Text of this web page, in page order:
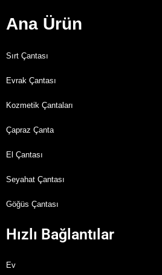
Ana Ürün
Sırt Çantası
Evrak Çantası
Kozmetik Çantaları
Çapraz Çanta
El Çantası
Seyahat Çantası
Göğüs Çantası
Hızlı Bağlantılar
Ev